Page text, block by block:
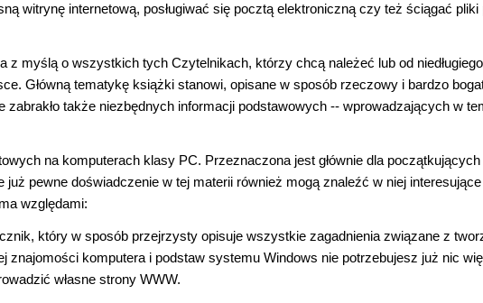
witrynę internetową, posługiwać się pocztą elektroniczną czy też ściągać pliki
z myślą o wszystkich tych Czytelnikach, którzy chcą należeć lub od
Główną tematykę książki stanowi, opisane w sposób rzeczowy i bardzo
zabrakło także niezbędnych informacji podstawowych -- wprowadzających w
na komputerach klasy PC. Przeznaczona jest głównie dla początkujących
pewne doświadczenie w tej materii również mogą znaleźć w niej interesujące
względami:
który w sposób przejrzysty opisuje wszystkie zagadnienia związane z
znajomości komputera i podstaw systemu Windows nie potrzebujesz już nic
własne strony WWW.